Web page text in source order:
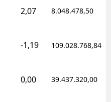
2,07 8.048.478,50
-1,19 109.028.768,84
0,00 39.437.320,00